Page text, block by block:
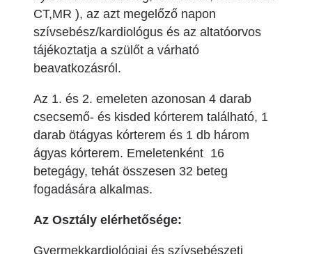
CT,MR ), az azt megelőző napon
szívsebész/kardiológus és az altatóorvos
tájékoztatja a szülőt a várható
beavatkozásról.
Az 1. és 2. emeleten azonosan 4 darab
csecsemő- és kisded kórterem található, 1
darab ötágyas kórterem és 1 db három
ágyas kórterem. Emeletenként 16
betegágy, tehát összesen 32 beteg
fogadására alkalmas.
Az Osztály elérhetősége:
Gyermekkardiológiai és szívsebészeti